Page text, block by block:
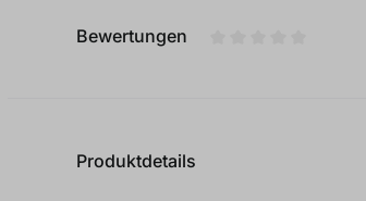
Bewertungen
Produktdetails